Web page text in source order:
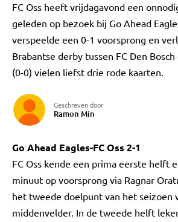
FC Oss heeft vrijdagavond een
geleden op bezoek bij Go Ahead
verspeelde een 0-1 voorsprong en
Brabantse derby tussen FC Den Bosch
(0-0) vielen liefst drie rode kaarten.
Geschreven door
Ramon Min
Go Ahead Eagles-FC Oss 2-1
FC Oss kende een prima eerste helft
minuut op voorsprong via Ragnar
het tweede doelpunt van het seizoen
middenvelder. In de tweede helft